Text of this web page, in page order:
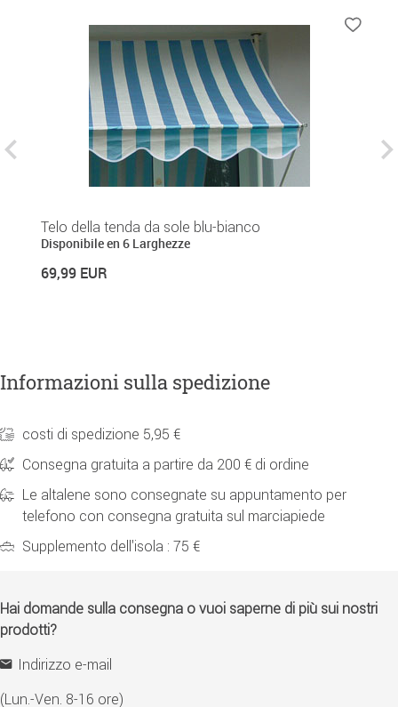
Telo della tenda da sole blu-bianco
Disponibile en 6 Larghezze
69,99 EUR
Informazioni sulla spedizione
costi di spedizione 5,95 €
Consegna gratuita a partire da 200 € di ordine
Le altalene sono consegnate su appuntamento per
telefono con consegna gratuita sul marciapiede
Supplemento dell'isola : 75 €
Hai domande sulla consegna o vuoi saperne di più sui nostri
prodotti?
Indirizzo e-mail
(Lun.-Ven. 8-16 ore)